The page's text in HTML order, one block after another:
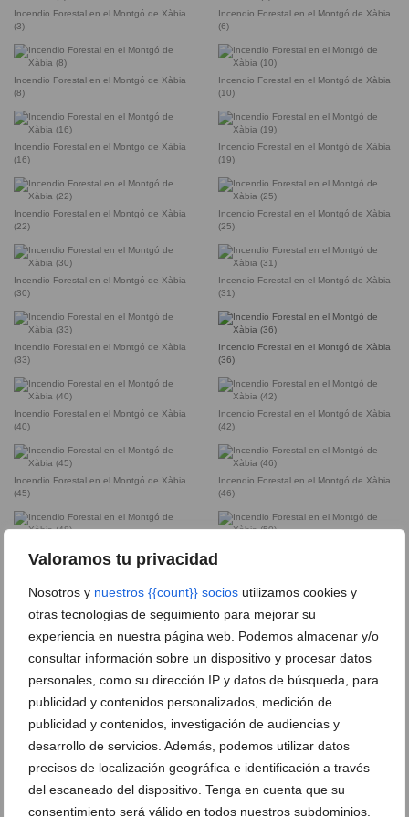
Valoramos tu privacidad
Nosotros y nuestros {{count}} socios utilizamos cookies y
otras tecnologías de seguimiento para mejorar su
experiencia en nuestra página web. Podemos almacenar y/o
consultar información sobre un dispositivo y procesar datos
personales, como su dirección IP y datos de búsqueda, para
publicidad y contenidos personalizados, medición de
publicidad y contenidos, investigación de audiencias y
desarrollo de servicios. Además, podemos utilizar datos
precisos de localización geográfica e identificación a través
del escaneado del dispositivo. Tenga en cuenta que su
consentimiento será válido en todos nuestros subdominios.
Incendio Forestal en el Montgó de Xàbia
(3)
Incendio Forestal en el Montgó de Xàbia
(6)
Incendio Forestal en el Montgó de Xàbia
(8)
Incendio Forestal en el Montgó de Xàbia
(10)
Incendio Forestal en el Montgó de Xàbia
(16)
Incendio Forestal en el Montgó de Xàbia
(19)
Incendio Forestal en el Montgó de Xàbia
(22)
Incendio Forestal en el Montgó de Xàbia
(25)
Incendio Forestal en el Montgó de Xàbia
(30)
Incendio Forestal en el Montgó de Xàbia
(31)
Incendio Forestal en el Montgó de Xàbia
(33)
Incendio Forestal en el Montgó de Xàbia
(36)
Incendio Forestal en el Montgó de Xàbia
(40)
Incendio Forestal en el Montgó de Xàbia
(42)
Incendio Forestal en el Montgó de Xàbia
(45)
Incendio Forestal en el Montgó de Xàbia
(46)
(48)
Incendio Forestal en el Montgó de Xàbia
Incendio Forestal en el Montgó de Xàbia
Incendio Forestal en el Montgó de Xàbia
Incendio Forestal en el Montgó de Xàbia
Incendio Forestal en el Montgó de Xàbia